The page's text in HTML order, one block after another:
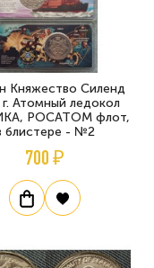
Княжество Силенд
Атомный ледокол
РОСАТОМ флот,
блистере - №2
700 ₽